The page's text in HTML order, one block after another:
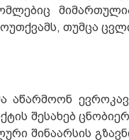
თუმცა
აწარმოონ
შესახებ
შინაარსის